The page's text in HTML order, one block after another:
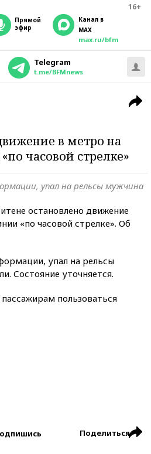
16+
прямой
эфир
Канал в
MAX
max.ru/bfm
Telegram
t.me/BFMnews
в метро на
часовой стрелке»
упал на рельсы мужчина
остановлено движение
«по часовой стрелке». Об
упал на рельсы
Состояние уточняется.
пользоваться
Поделиться